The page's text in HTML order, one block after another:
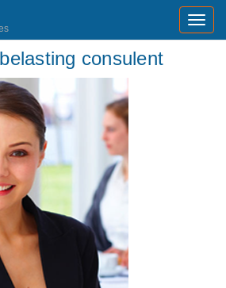
consulent